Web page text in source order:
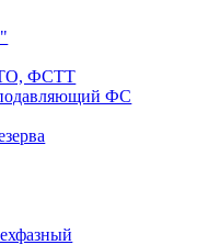
ФСТТ
ФС